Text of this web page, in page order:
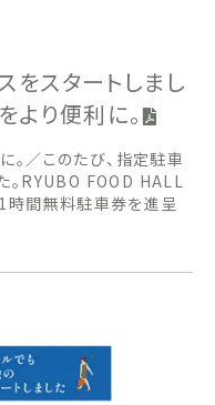
スタートしまし
より便利に。
／このたび、指定駐車
。RYUBO FOOD HALL
時間無料駐車券を進呈